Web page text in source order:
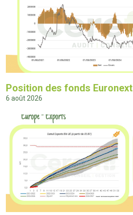
Position des fonds Euronext
6 août 2026